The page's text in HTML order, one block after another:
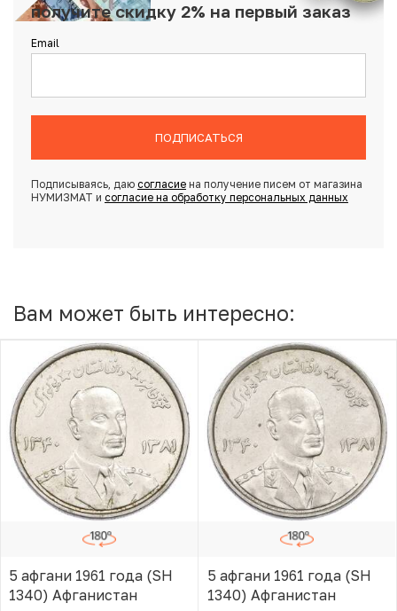
получите скидку 2% на первый заказ
Email
ПОДПИСАТЬСЯ
Подписываясь, даю согласиена получение писем от магазина
НУМИЗМАТ и согласие на обработку персональных данных
Вам может быть интересно:
5 афгани 1961 года (SH
1340) Афганистан
5 афгани 1961 года (SH
1340) Афганистан